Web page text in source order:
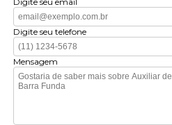
Digite seu telefone
Mensagem